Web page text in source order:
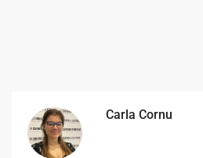
Carla Cornu